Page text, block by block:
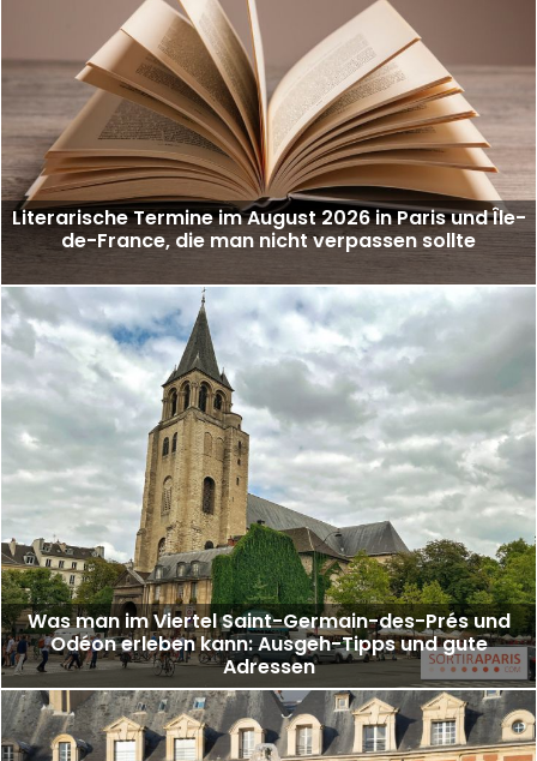
Literarische Termine im August 2026 in Paris und Île-
de-France, die man nicht verpassen sollte
Was man im Viertel Saint-Germain-des-Prés und
Odéon erleben kann: Ausgeh-Tipps und gute
Adressen